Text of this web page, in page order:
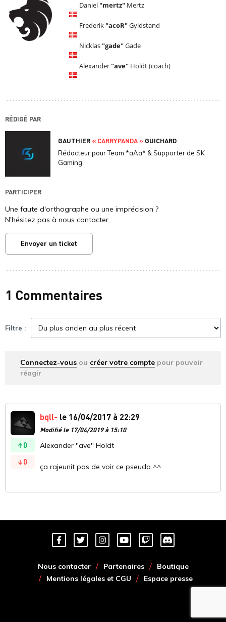
Daniel"mertz" Mertz
Frederik"acoR"Gyldstand
Nicklas"gade"Gade
Alexander"ave" Holdt (coach)
RÉDIGÉ PAR
GAUTHIER « CARRYPANDA » GUICHARD
Rédacteur pour Team *aAa* & Supporter de SK
Gaming
PARTICIPER
Une faute d'orthographe ou une imprécision ?
N'hésitez pas à nous contacter.
Envoyer un ticket
1 Commentaires
Filtre :
Connectez-vous ou créer votre compte pour pouvoir
réagir
0
0
bqll- le 16/04/2017 à 22:29
Modifié le 17/04/2019 à 15:10
Alexander "ave" Holdt
ça rajeunit pas de voir ce pseudo ^^
Nous contacter Partenaires
Boutique
Mentions légales et CGU
Espace presse